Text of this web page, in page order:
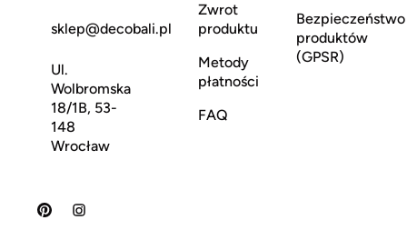
sklep@decobali.pl
Ul.
Wolbromska
18/1B, 53-
148
Wrocław
Zwrot
produktu
Metody
płatności
FAQ
Bezpieczeństwo
produktów
(GPSR)